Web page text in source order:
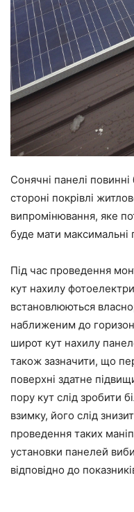
Сонячні панелі повинні
стороні покрівлі
випромінювання, яке
буде мати максимальні
Під час проведення
кут нахилу
встановлюються
наближеним до
широт кут нахилу
також зазначити, що
поверхні здатне
пору кут слід зробити
взимку, його слід
проведення таких
установки панелей
відповідно до